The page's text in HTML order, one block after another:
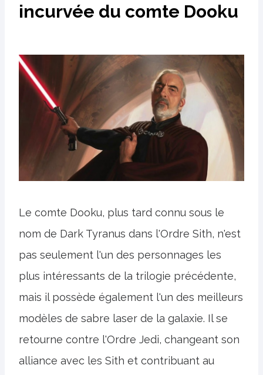
incurvée du comte Dooku
Le comte Dooku, plus tard connu sous le
nom de Dark Tyranus dans l'Ordre Sith, n'est
pas seulement l'un des personnages les
plus intéressants de la trilogie précédente,
mais il possède également l'un des meilleurs
modèles de sabre laser de la galaxie. Il se
retourne contre l'Ordre Jedi, changeant son
alliance avec les Sith et contribuant au